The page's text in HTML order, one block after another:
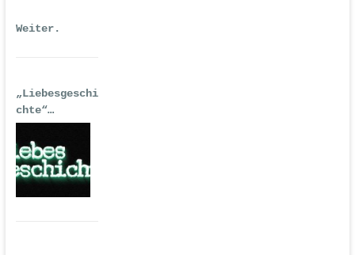
Weiter.
„Liebesgeschi
chte“
| Erstausgabe
2016 als
Hörspiel